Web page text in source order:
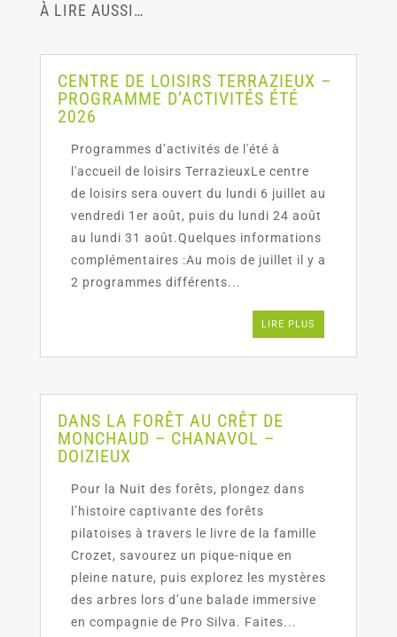
À LIRE AUSSI…
CENTRE DE LOISIRS TERRAZIEUX –
PROGRAMME D’ACTIVITÉS ÉTÉ
2026
Programmes d’activités de l'été à
l'accueil de loisirs TerrazieuxLe centre
de loisirs sera ouvert du lundi 6 juillet au
vendredi 1er août, puis du lundi 24 août
au lundi 31 août.Quelques informations
complémentaires :Au mois de juillet il y a
2 programmes différents...
LIRE PLUS
DANS LA FORÊT AU CRÊT DE
MONCHAUD – CHANAVOL –
DOIZIEUX
Pour la Nuit des forêts, plongez dans
l’histoire captivante des forêts
pilatoises à travers le livre de la famille
Crozet, savourez un pique-nique en
pleine nature, puis explorez les mystères
des arbres lors d’une balade immersive
en compagnie de Pro Silva. Faites...